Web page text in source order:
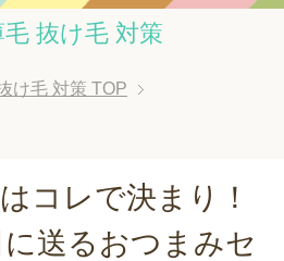
抜け毛 対策
け毛 対策 TOP
コレで決まり！
送るおつまみセ